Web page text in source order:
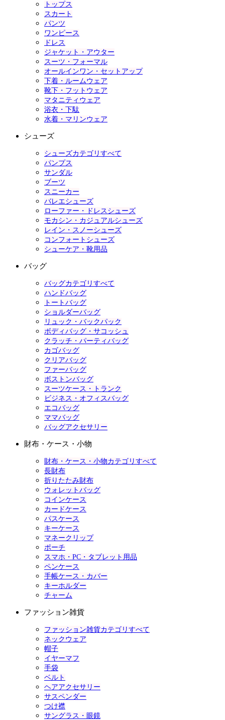
トップス
スカート
パンツ
ワンピース
ドレス
ジャケット・アウター
スーツ・フォーマル
オールインワン・セットアップ
下着・ルームウェア
靴下・フットウェア
マタニティウェア
浴衣・下駄
水着・マリンウェア
シューズ
シューズカテゴリすべて
パンプス
サンダル
ブーツ
スニーカー
バレエシューズ
ローファー・ドレスシューズ
モカシン・カジュアルシューズ
レイン・スノーシューズ
コンフォートシューズ
シューケア・靴用品
バッグ
バッグカテゴリすべて
ハンドバッグ
トートバッグ
ショルダーバッグ
リュック・バックパック
ボディバッグ・サコッシュ
クラッチ・パーティバッグ
カゴバッグ
クリアバッグ
ファーバッグ
ボストンバッグ
スーツケース・トランク
ビジネス・オフィスバッグ
エコバッグ
ママバッグ
バッグアクセサリー
財布・ケース・小物
財布・ケース・小物カテゴリすべて
長財布
折りたたみ財布
ウォレットバッグ
コインケース
カードケース
パスケース
キーケース
マネークリップ
ポーチ
スマホ・PC・タブレット用品
ペンケース
手帳ケース・カバー
キーホルダー
チャーム
ファッション雑貨
ファッション雑貨カテゴリすべて
ネックウェア
帽子
イヤーマフ
手袋
ベルト
ヘアアクセサリー
サスペンダー
つけ襟
サングラス・眼鏡